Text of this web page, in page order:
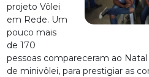
projeto Vôlei
em Rede. Um
pouco mais
de 170
pessoas compareceram ao Natal
de minivôlei, para prestigiar as